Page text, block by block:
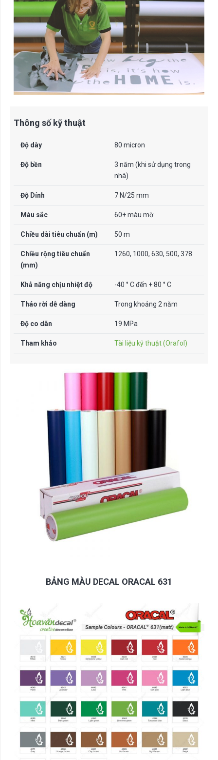
Thông số kỹ thuật
Độ dày 80 micron
Độ bền
3 năm (khi sử dụng trong
nhà)
Độ Dính 7 N/25 mm
Màu sắc 60+ màu mờ
Chiều dài tiêu chuẩn (m) 50 m
Chiều rộng tiêu chuẩn
(mm)
1260, 1000, 630, 500, 378
Khả năng chịu nhiệt độ -40 ° C đến + 80 ° C
Tháo rời dễ dàng Trong khoảng 2 năm
Độ co dãn 19 MPa
Tham khảo Tài liệu kỹ thuật (Orafol)
BẢNG MÀU DECAL ORACAL 631